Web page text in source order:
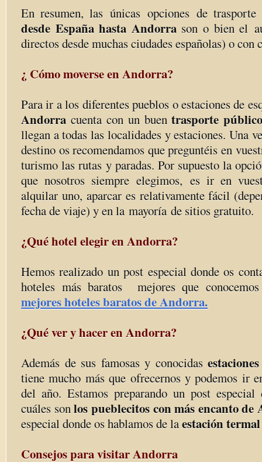
En resumen, las únicas opciones de trasporte
desde España hasta Andorra son o bien el
directos desde muchas ciudades españolas) o con
¿ Cómo moverse en Andorra?
Para ir a los diferentes pueblos o estaciones de
Andorra cuenta con un buentrasporte
llegan a todas las localidades y estaciones. Una
destino os recomendamos que preguntéis en
turismo las rutas y paradas. Por supuesto la
que nosotros siempre elegimos, es ir en
alquilar uno, aparcar es relativamente fácil
fecha de viaje) y en la mayoría de sitios gratuito.
¿Qué hotel elegir en Andorra?
Hemos realizado un post especial donde os
hoteles más baratos mejores que
mejores hoteles baratos de Andorra.
¿Qué ver y hacer en Andorra?
Además de sus famosas y conocidas
tiene mucho más que ofrecernos y podemos ir
del año. Estamos preparando un post especial
cuáles sonlos pueblecitos con más encanto
especial donde os hablamos de laestación
Consejos para visitar Andorra